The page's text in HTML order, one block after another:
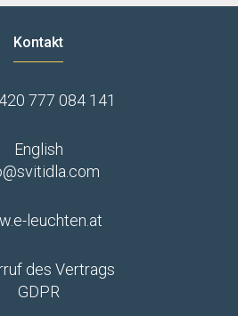
Kontakt
777 084 141
English
leuchten.at
des Vertrags
GDPR